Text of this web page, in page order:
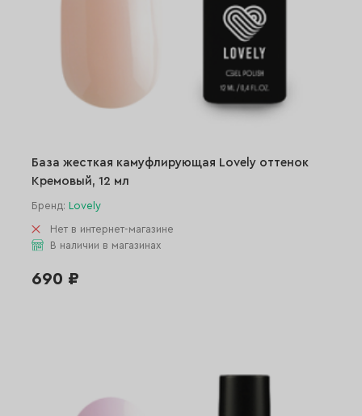
База жесткая камуфлирующая Lovely оттенок
Кремовый, 12 мл
Бренд: Lovely
Нет в интернет-магазине
В наличии в магазинах
690 ₽